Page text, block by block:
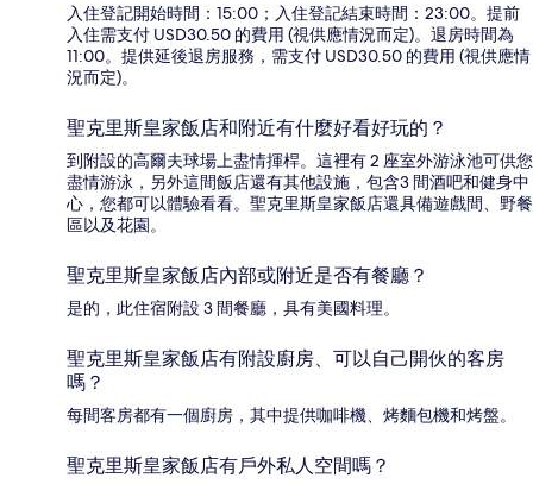
入住登記開始時間：15:00；入住登記結束時間：23:00。提前
入住需支付 USD30.50 的費用 (視供應情況而定)。退房時間為
11:00。提供延後退房服務，需支付 USD30.50 的費用 (視供應情
況而定)。
聖克里斯皇家飯店和附近有什麼好看好玩的？
到附設的高爾夫球場上盡情揮桿。這裡有 2 座室外游泳池可供您
盡情游泳，另外這間飯店還有其他設施，包含3 間酒吧和健身中
心，您都可以體驗看看。聖克里斯皇家飯店還具備遊戲間、野餐
區以及花園。
聖克里斯皇家飯店內部或附近是否有餐廳？
是的，此住宿附設 3 間餐廳，具有美國料理。
聖克里斯皇家飯店有附設廚房、可以自己開伙的客房
嗎？
每間客房都有一個廚房，其中提供咖啡機、烤麵包機和烤盤。
聖克里斯皇家飯店有戶外私人空間嗎？